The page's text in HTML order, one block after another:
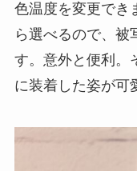
色温度を変更でき
ら選べるので、被
す。意外と便利。
に装着した姿が可